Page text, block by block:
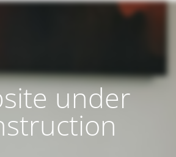
under